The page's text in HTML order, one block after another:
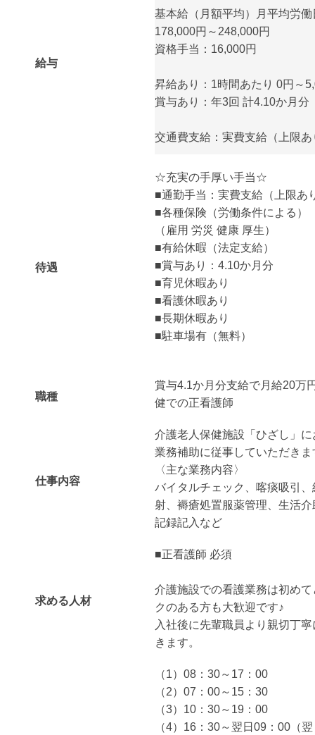
給与
基本給（月額平均）月平均労
178,000円～248,000円
資格手当：16,000円
昇給あり：1時間あたり 0円～
賞与あり：年3回 計4.10か月分
交通費支給：実費支給（上限
待遇
☆充実の手厚い手当☆
■通勤手当：実費支給（上限あ
■各種保険（労働条件による）
（雇用 労災 健康 厚生）
■有給休暇（法定支給）
■賞与あり：4.10か月分
■育児休暇あり
■看護休暇あり
■長期休暇あり
■駐車場有（無料）
職種
賞与4.1か月分支給で月給20万
健での正看護師
仕事内容
介護老人保健施設「ひざし」
業務補助に従事していただきま
〈主な業務内容〉
バイタルチェック、喀痰吸引
射、褥瘡処置服薬管理、生活
記録記入など
求める人材
■正看護師 必須
介護施設での看護業務は初め
クのある方も大歓迎です♪
入社後に先輩職員より親切丁
きます。
（1）08：30～17：00
（2）07：00～15：30
（3）10：30～19：00
（4）16：30～翌日09：00（